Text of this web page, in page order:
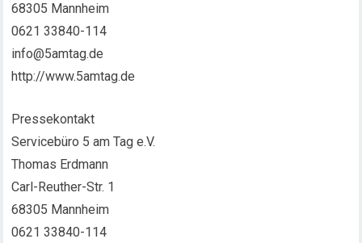
68305 Mannheim
0621 33840-114
info@5amtag.de
http://www.5amtag.de
Pressekontakt
Servicebüro 5 am Tag e.V.
Thomas Erdmann
Carl-Reuther-Str. 1
68305 Mannheim
0621 33840-114